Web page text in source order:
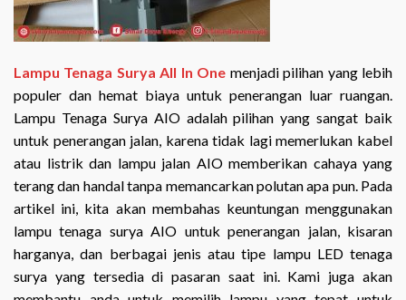
Lampu Tenaga Surya All In One menjadi pilihan yang lebih
populer dan hemat biaya untuk penerangan luar ruangan.
Lampu Tenaga Surya AIO adalah pilihan yang sangat baik
untuk penerangan jalan, karena tidak lagi memerlukan kabel
atau listrik dan lampu jalan AIO memberikan cahaya yang
terang dan handal tanpa memancarkan polutan apa pun. Pada
artikel ini, kita akan membahas keuntungan menggunakan
lampu tenaga surya AIO untuk penerangan jalan, kisaran
harganya, dan berbagai jenis atau tipe lampu LED tenaga
surya yang tersedia di pasaran saat ini. Kami juga akan